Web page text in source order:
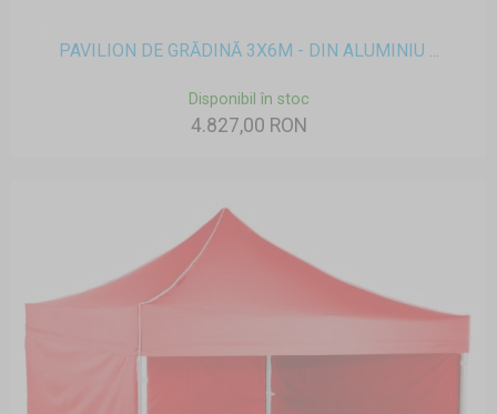
PAVILION DE GRĂDINĂ 3X6M - DIN ALUMINIU ...
Disponibil în stoc
4.827,00 RON